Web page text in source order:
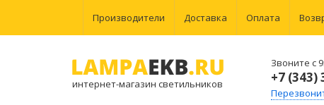
Производители Доставка Оплата
интернет-магазин светильников
Звоните с
+7 (343)